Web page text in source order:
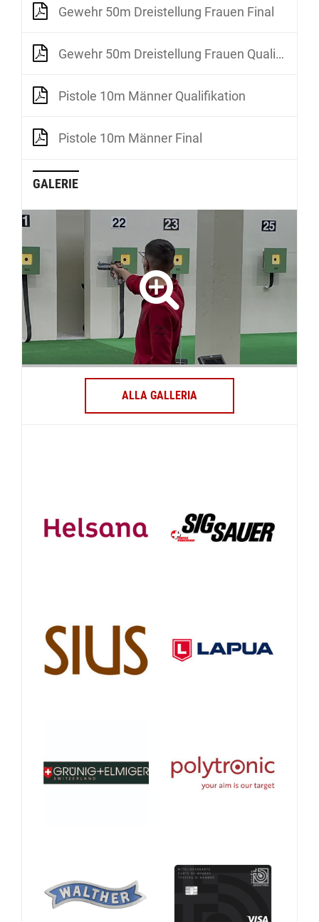
Gewehr 50m Dreistellung Frauen Final
Gewehr 50m Dreistellung Frauen Qualifikation
Pistole 10m Männer Qualifikation
Pistole 10m Männer Final
GALERIE
ALLA GALLERIA